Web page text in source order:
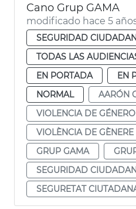
Cano Grup GAMA
modificado hace 5
SEGURIDAD
TODAS LAS
EN PORTADA
EN
NORMAL
AARÓN
VIOLENCIA DE GÉNERO
VIOLÈNCIA DE GÈNERE
GRUP GAMA
SEGURIDAD
SEGURETAT